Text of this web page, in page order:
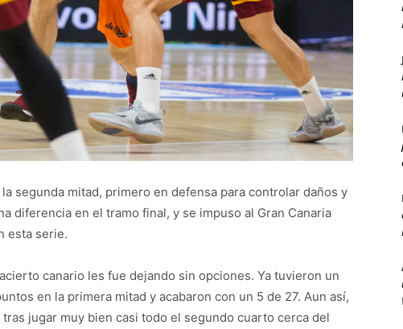
segunda mitad, primero en defensa para controlar daños y
diferencia en el tramo final, y se impuso al Gran Canaria
esta serie.
canario les fue dejando sin opciones. Ya tuvieron un
en la primera mitad y acabaron con un 5 de 27. Aun así,
jugar muy bien casi todo el segundo cuarto cerca del